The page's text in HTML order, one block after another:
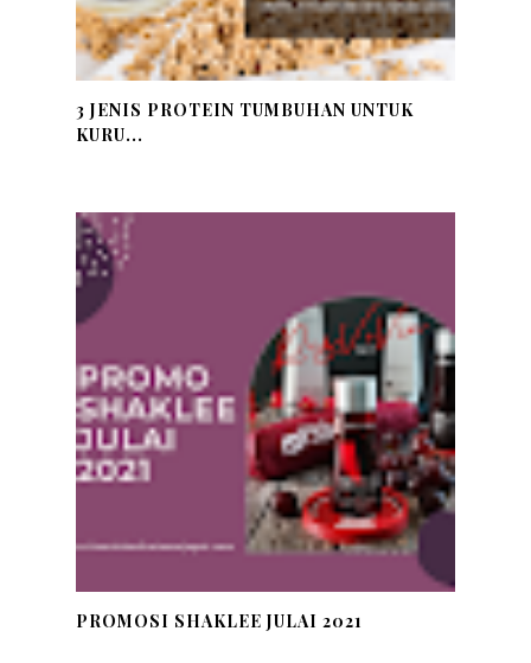
3 JENIS PROTEIN TUMBUHAN UNTUK
KURU...
PROMOSI SHAKLEE JULAI 2021